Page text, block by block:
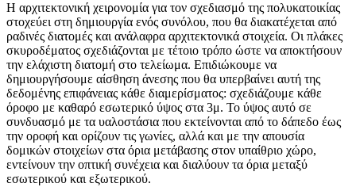
Η αρχιτεκτονική χειρονομία για τον σχεδιασμό της πολυκατοικίας
στοχεύει στη δημιουργία ενός συνόλου, που θα διακατέχεται από
ραδινές διατομές και ανάλαφρα αρχιτεκτονικά στοιχεία. Οι πλάκες
σκυροδέματος σχεδιάζονται με τέτοιο τρόπο ώστε να αποκτήσουν
την ελάχιστη διατομή στο τελείωμα. Επιδιώκουμε να
δημιουργήσουμε αίσθηση άνεσης που θα υπερβαίνει αυτή της
δεδομένης επιφάνειας κάθε διαμερίσματος: σχεδιάζουμε κάθε
όροφο με καθαρό εσωτερικό ύψος στα 3μ. Το ύψος αυτό σε
συνδυασμό με τα υαλοστάσια που εκτείνονται από το δάπεδο έως
την οροφή και ορίζουν τις γωνίες, αλλά και με την απουσία
δομικών στοιχείων στα όρια μετάβασης στον υπαίθριο χώρο,
εντείνουν την οπτική συνέχεια και διαλύουν τα όρια μεταξύ
εσωτερικού και εξωτερικού.